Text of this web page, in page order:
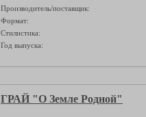
Производитель/поставщик:
Формат:
Стилистика:
Год выпуска:
ГРАЙ "О Земле Родной"